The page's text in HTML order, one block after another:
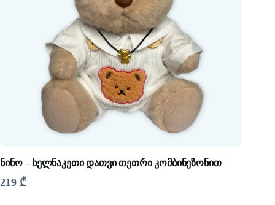
ნინო – ხელნაკეთი დათვი თეთრი კომბინეზონით
219 ₾